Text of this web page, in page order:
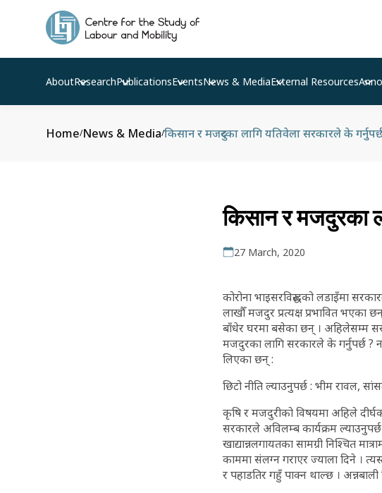
AboutResearchPublicationsEventsNews & MediaExternal Resources
Home/News & Media/किसान र मजदुरका लागि यतिवेला सरकारले के
किसान र मजदुरका
27 March, 2020
कोरोना भाइसरविरुद्धको लडाइँमा
लाखौँ मजदुर प्रत्यक्ष प्रभावित भएका
बाँधेर घरमा बसेका छन् । अहिलेसम्म
मजदुरका लागि सरकारले के गर्नुपर्छ ?
लिएका छन् :
छिटो नीति ल्याउनुपर्छ : भीम रावल,
कृषि र मजदुरीको विषयमा अहिले
सरकारले अविलम्ब कार्यक्रम
खाद्यान्नलगायतका सामग्री निश्चित
काममा संलग्न गराएर ज्याला दिने ।
र पहाडतिर गहुँ पाक्न थाल्छ ।